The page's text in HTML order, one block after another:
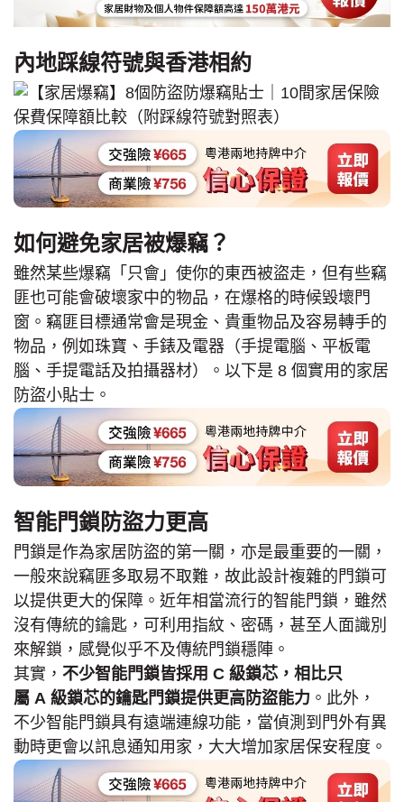
內地踩線符號與香港相約
如何避免家居被爆竊？
雖然某些爆竊「只會」使你的東西被盜走，但有些竊
匪也可能會破壞家中的物品，在爆格的時候毀壞門
窗。竊匪目標通常會是現金、貴重物品及容易轉手的
物品，例如珠寶、手錶及電器（手提電腦、平板電
腦、手提電話及拍攝器材）。以下是 8 個實用的家居
防盜小貼士。
智能門鎖防盜力更高
門鎖是作為家居防盜的第一關，亦是最重要的一關，
一般來說竊匪多取易不取難，故此設計複雜的門鎖可
以提供更大的保障。近年相當流行的智能門鎖，雖然
沒有傳統的鑰匙，可利用指紋、密碼，甚至人面識別
來解鎖，感覺似乎不及傳統門鎖穩陣。
其實， 不少智能門鎖皆採用 C 級鎖芯，相比只
屬 A 級鎖芯的鑰匙門鎖提供更高防盜能力 。此外，
不少智能門鎖具有遠端連線功能，當偵測到門外有異
動時更會以訊息通知用家，大大增加家居保安程度。